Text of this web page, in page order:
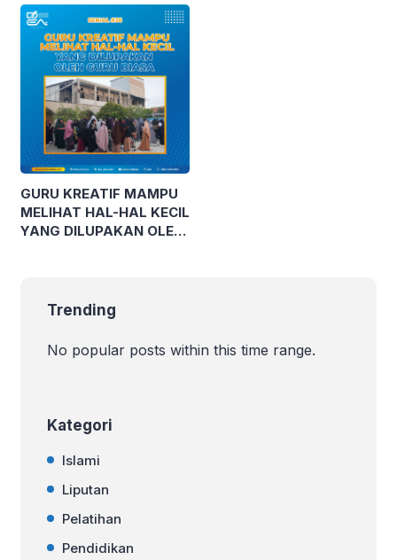
GURU KREATIF MAMPU
MELIHAT HAL-HAL KECIL
YANG DILUPAKAN OLEH
Trending
No popular posts within this time range.
Kategori
Islami
Liputan
Pelatihan
Pendidikan